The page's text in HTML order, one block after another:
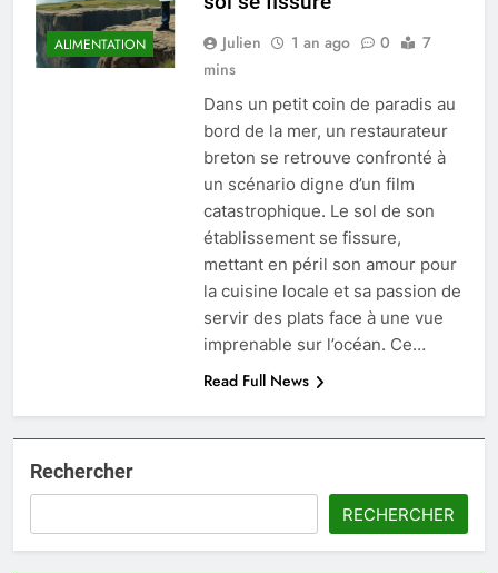
ALIMENTATION Julien 1 an ago 0
7
mins
Dans un petit coin de paradis au
bord de la mer, un restaurateur
breton se retrouve confronté à
un scénario digne d’un film
catastrophique. Le sol de son
établissement se fissure,
mettant en péril son amour pour
la cuisine locale et sa passion de
servir des plats face à une vue
imprenable sur l’océan. Ce…
Read Full News
Rechercher
RECHERCHER